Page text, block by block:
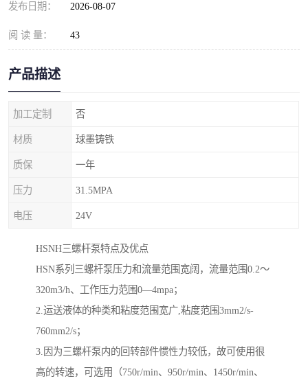
发布日期： 2026-08-07
阅 读 量： 43
产品描述
加工定制 否
材质 球墨铸铁
质保 一年
压力 31.5MPA
电压 24V
HSNH三螺杆泵特点及优点
HSN系列三螺杆泵压力和流量范围宽阔，流量范围0.2～
320m3/h、工作压力范围0—4mpa；
2.运送液体的种类和粘度范围宽广,粘度范围3mm2/s-
760mm2/s；
3.因为三螺杆泵内的回转部件惯性力较低，故可使用很
高的转速，可选用（750r/min、950r/min、1450r/min、